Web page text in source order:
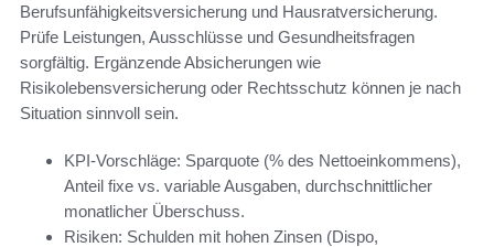
Berufsunfähigkeitsversicherung und Hausratversicherung.
Prüfe Leistungen, Ausschlüsse und Gesundheitsfragen
sorgfältig. Ergänzende Absicherungen wie
Risikolebensversicherung oder Rechtsschutz können je nach
Situation sinnvoll sein.
KPI-Vorschläge: Sparquote (% des Nettoeinkommens),
Anteil fixe vs. variable Ausgaben, durchschnittlicher
monatlicher Überschuss.
Risiken: Schulden mit hohen Zinsen (Dispo,